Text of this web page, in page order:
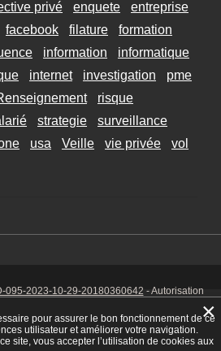
privé enquete
entreprise
facebook filature
formation
information
informatique
internet investigation
pme
risque
strategie
surveillance
usa Veille vie privée
vol
095-2023-10-29-20180360642 - Autorisation
Z -Mentions Légales-CookiesTél. : 06 14
01 75 32
pour assurer le bon fonctionnement de ce
utilisateur et améliorer votre navigation.
site, vous accepter l’utilisation de cookies aux
×